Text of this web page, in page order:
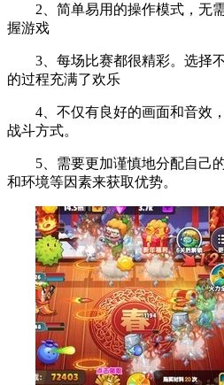
2、简单易用的操作模式，无需
握游戏
3、每场比赛都很精彩。选择不
的过程充满了欢乐
4、不仅有良好的画面和音效，
战斗方式。
5、需要更加谨慎地分配自己的
和环境等因素来获取优势。